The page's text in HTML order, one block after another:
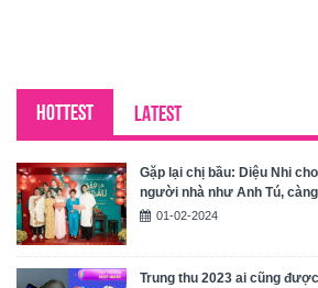
HOTTEST LATEST
Gặp lại chị bầu: Diệu Nhi
người nhà như Anh Tú,
01-02-2024
Trung thu 2023 ai cũng